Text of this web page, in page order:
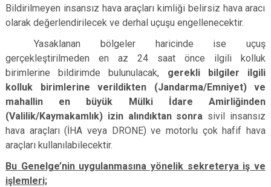
Bildirilmeyen insansız hava araçları kimliği belirsiz hava aracı
olarak değerlendirilecek ve derhal uçuşu engellenecektir.
Yasaklanan bölgeler haricinde ise uçuş
gerçekleştirilmeden en az 24 saat önce ilgili kolluk
birimlerine bildirimde bulunulacak, gerekli bilgiler ilgili
kolluk birimlerine verildikten (Jandarma/Emniyet) ve
mahallin en büyük Mülki İdare Amirliğinden
(Valilik/Kaymakamlık) izin alındıktan sonra sivil insansız
hava araçları (İHA veya DRONE) ve motorlu çok hafif hava
araçları kullanılabilecektir.
Bu Genelge’nin uygulanmasına yönelik sekreterya iş ve
işlemleri;